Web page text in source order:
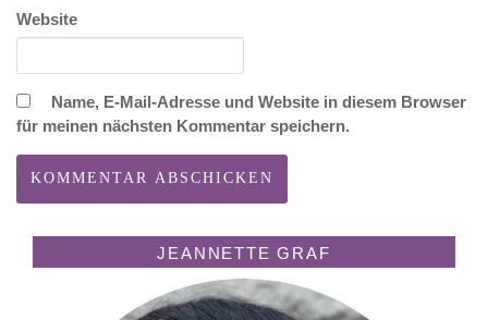
Website
Name, E-Mail-Adresse und Website in diesem Browser
für meinen nächsten Kommentar speichern.
JEANNETTE GRAF